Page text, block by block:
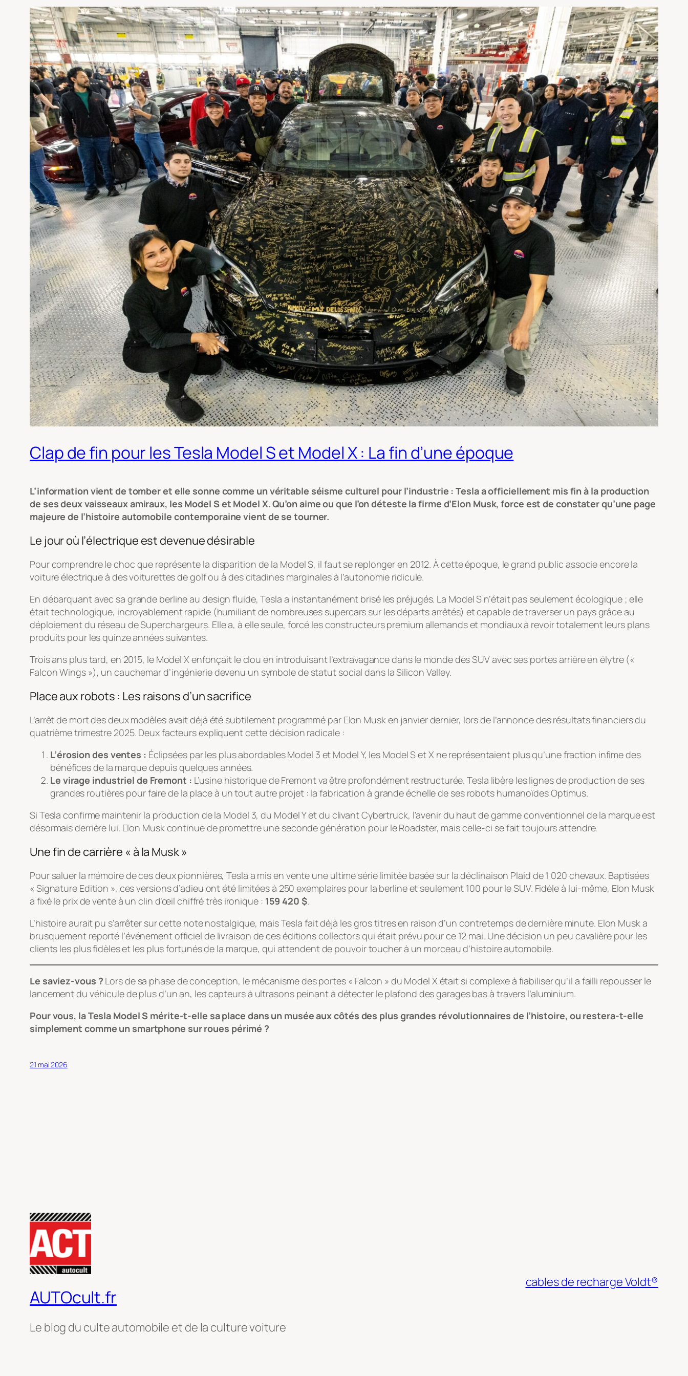
Clap de fin pour les Tesla Model S et Model X : La fin d’une époque
L’information vient de tomber et elle sonne comme un véritable séisme culturel pour l’industrie : Tesla a officiellement mis fin à la production
de ses deux vaisseaux amiraux, les Model S et Model X. Qu’on aime ou que l’on déteste la firme d’Elon Musk, force est de constater qu’une page
majeure de l’histoire automobile contemporaine vient de se tourner.
Le jour où l’électrique est devenue désirable
Pour comprendre le choc que représente la disparition de la Model S, il faut se replonger en 2012. À cette époque, le grand public associe encore la
voiture électrique à des voiturettes de golf ou à des citadines marginales à l’autonomie ridicule.
En débarquant avec sa grande berline au design fluide, Tesla a instantanément brisé les préjugés. La Model S n’était pas seulement écologique ; elle
était technologique, incroyablement rapide (humiliant de nombreuses supercars sur les départs arrêtés) et capable de traverser un pays grâce au
déploiement du réseau de Superchargeurs. Elle a, à elle seule, forcé les constructeurs premium allemands et mondiaux à revoir totalement leurs plans
produits pour les quinze années suivantes.
Trois ans plus tard, en 2015, le Model X enfonçait le clou en introduisant l’extravagance dans le monde des SUV avec ses portes arrière en élytre («
Falcon Wings »), un cauchemar d’ingénierie devenu un symbole de statut social dans la Silicon Valley.
Place aux robots : Les raisons d’un sacrifice
L’arrêt de mort des deux modèles avait déjà été subtilement programmé par Elon Musk en janvier dernier, lors de l’annonce des résultats financiers du
quatrième trimestre 2025. Deux facteurs expliquent cette décision radicale :
L’érosion des ventes : Éclipsées par les plus abordables Model 3 et Model Y, les Model S et X ne représentaient plus qu’une fraction infime des
bénéfices de la marque depuis quelques années.
Le virage industriel de Fremont : L’usine historique de Fremont va être profondément restructurée. Tesla libère les lignes de production de ses
grandes routières pour faire de la place à un tout autre projet : la fabrication à grande échelle de ses robots humanoïdesOptimus.
Si Tesla confirme maintenir la production de la Model 3, du Model Y et du clivant Cybertruck, l’avenir du haut de gamme conventionnel de la marque est
désormais derrière lui. Elon Musk continue de promettre une seconde génération pour le Roadster, mais celle-ci se fait toujours attendre.
Une fin de carrière « à la Musk »
Pour saluer la mémoire de ces deux pionnières, Tesla a mis en vente une ultime série limitée basée sur la déclinaison Plaid de 1 020 chevaux. Baptisées
« Signature Edition », ces versions d’adieu ont été limitées à 250 exemplaires pour la berline et seulement 100 pour le SUV. Fidèle à lui-même, Elon Musk
a fixé le prix de vente à un clin d’œil chiffré très ironique : 159 420 $.
L’histoire aurait pu s’arrêter sur cette note nostalgique, mais Tesla fait déjà les gros titres en raison d’un contretemps de dernière minute. Elon Musk a
brusquement reporté l’événement officiel de livraison de ces éditions collectors qui était prévu pour ce 12 mai. Une décision un peu cavalière pour les
clients les plus fidèles et les plus fortunés de la marque, qui attendent de pouvoir toucher à un morceau d’histoire automobile.
Le saviez-vous ? Lors de sa phase de conception, le mécanisme des portes « Falcon » du Model X était si complexe à fiabiliser qu’il a failli repousser le
lancement du véhicule de plus d’un an, les capteurs à ultrasons peinant à détecter le plafond des garages bas à travers l’aluminium.
Pour vous, la Tesla Model S mérite-t-elle sa place dans un musée aux côtés des plus grandes révolutionnaires de l’histoire, ou restera-t-elle
simplement comme un smartphone sur roues périmé ?
21 mai 2026
AUTOcult.fr
Le blog du culte automobile et de la culture voiture
cables de recharge Voldt®